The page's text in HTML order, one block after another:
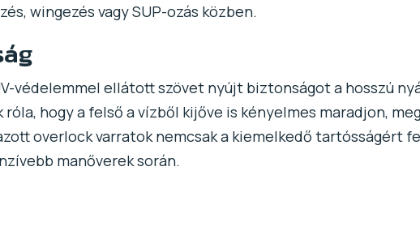
wingezés vagy SUP-ozás közben.
védelemmel ellátott szövet nyújt biztonságot a hosszú
hogy a felső a vízből kijőve is kényelmes maradjon,
overlock varratok nemcsak a kiemelkedő tartósságért
manőverek során.